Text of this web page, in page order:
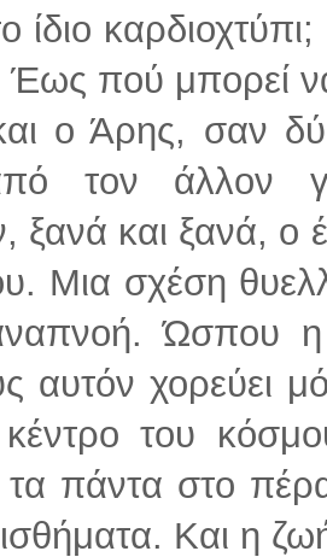
ίδιο
Έως πού μπορεί
ο Άρης, σαν
τον άλλον
ξανά και ξανά, ο
Μια σχέση
Ώσπου η
αυτόν χορεύει
κέντρο του
τα πάντα στο
Και η